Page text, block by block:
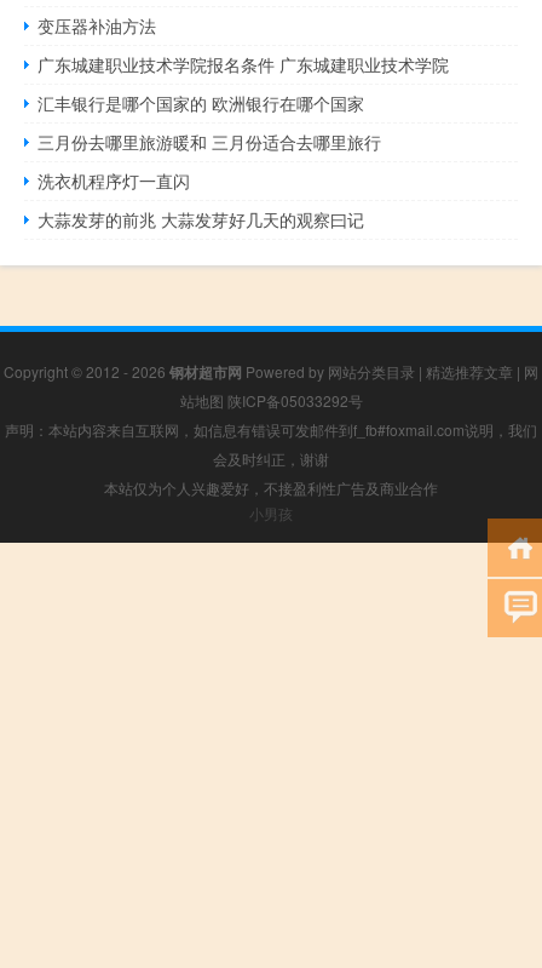
变压器补油方法
广东城建职业技术学院报名条件 广东城建职业技术学院
汇丰银行是哪个国家的 欧洲银行在哪个国家
三月份去哪里旅游暖和 三月份适合去哪里旅行
洗衣机程序灯一直闪
大蒜发芽的前兆 大蒜发芽好几天的观察曰记
Copyright © 2012 - 2026 钢材超市网 Powered by 网站分类目录 | 精选推荐文章 | 网
站地图 陕ICP备05033292号
声明：本站内容来自互联网，如信息有错误可发邮件到f_fb#foxmail.com说明，我们
会及时纠正，谢谢
本站仅为个人兴趣爱好，不接盈利性广告及商业合作
小男孩